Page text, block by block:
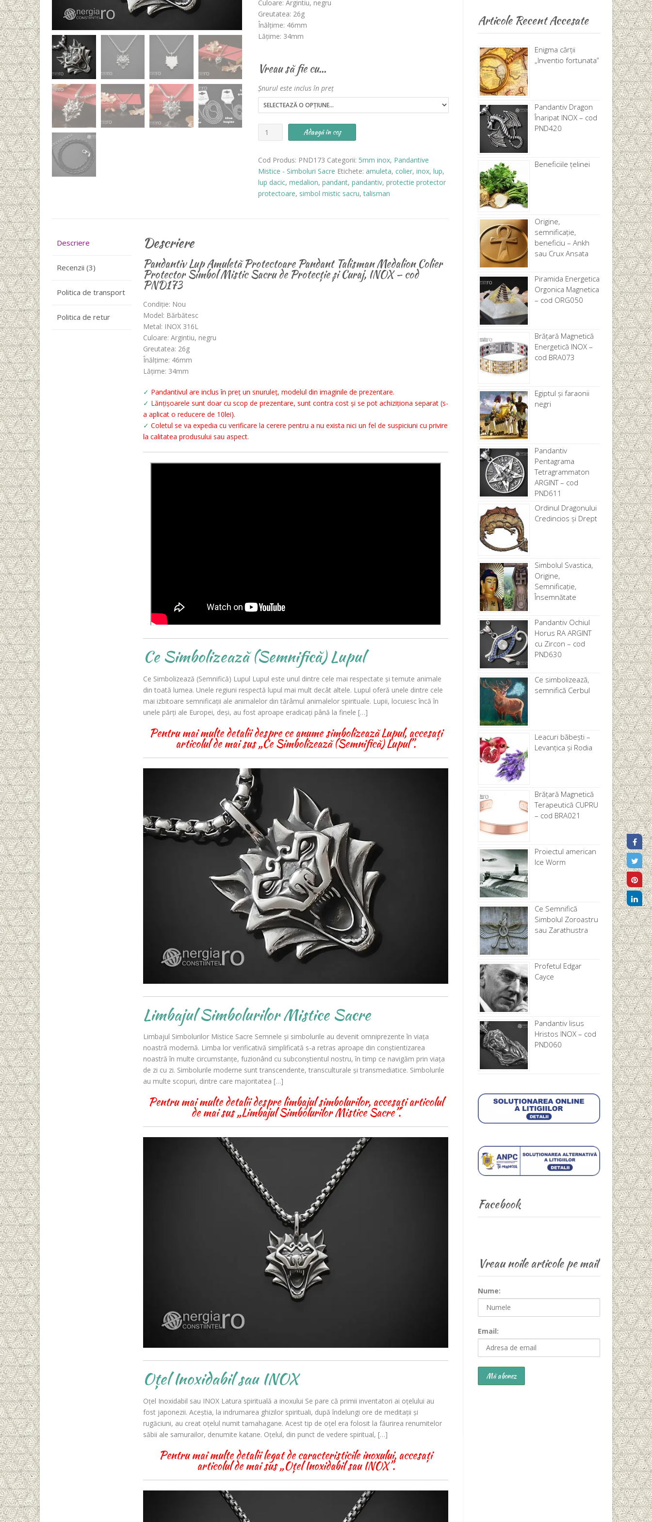
Culoare: Argintiu, negru
Greutatea: 26g
Înălțime: 46mm
Lățime: 34mm
Vreau să fie cu…
Șnurul este inclus în preț
Cantitate
Pandantiv
INOX
-
cod
PND173
Adaugă în coș
Cod Produs: PND173 Categorii: 5mm inox, Pandantive
Mistice - Simboluri Sacre Etichete:amuleta,colier,inox,lup,
lup dacic,medalion,pandant,pandantiv,protectie protector
protectoare, simbol mistic sacru,talisman
Descriere
Recenzii (3)
Politica de transport
Politica de retur
Descriere
Pandantiv Lup Amuletă Protectoare Pandant Talisman Medalion Colier
Protector Simbol Mistic Sacru de Protecție și Curaj, INOX – cod
PND173
Condiție: Nou
Model: Bărbătesc
Metal: INOX 316L
Culoare: Argintiu, negru
Greutatea: 26g
Înălțime: 46mm
Lățime: 34mm
✓ Pandantivul are inclus în preț un snuruleț, modelul din imaginile de prezentare.
✓ Lănțișoarele sunt doar cu scop de prezentare, sunt contra cost și se pot achiziționa separat (s-
a aplicat o reducere de 10lei).
✓ Coletul se va expedia cu verificare la cerere pentru a nu exista nici un fel de suspiciuni cu privire
la calitatea produsului sau aspect.
Ce Simbolizează (Semnifică) Lupul
Ce Simbolizează (Semnifică) Lupul Lupul este unul dintre cele mai respectate și temute animale
din toată lumea. Unele regiuni respectă lupul mai mult decât altele. Lupul oferă unele dintre cele
mai izbitoare semnificații ale animalelor din tărâmul animalelor spirituale. Lupii, locuiesc încă în
unele părți ale Europei, deși, au fost aproape eradicați până la finele […]
Pentru mai multe detalii despre ce anume simbolizează Lupul, accesați
articolul de mai sus „Ce Simbolizează (Semnifică) Lupul”.
Limbajul Simbolurilor Mistice Sacre
Limbajul Simbolurilor Mistice Sacre Semnele și simbolurile au devenit omniprezente în viața
noastră modernă. Limba lor verificativă simplificată s-a retras aproape din conștientizarea
noastră în multe circumstanțe, fuzionând cu subconștientul nostru, în timp ce navigăm prin viața
de zi cu zi. Simbolurile moderne sunt transcendente, transculturale și transmediatice. Simbolurile
au multe scopuri, dintre care majoritatea […]
Pentru mai multe detalii despre limbajul simbolurilor, accesați articolul
de mai sus „Limbajul Simbolurilor Mistice Sacre”.
Oțel Inoxidabil sau INOX
Oțel Inoxidabil sau INOX Latura spirituală a inoxului Se pare că primii inventatori ai oțelului au
fost japonezii. Aceștia, la indrumarea ghizilor spirituali, după îndelungi ore de meditații și
rugăciuni, au creat oțelul numit tamahagane. Acest tip de oțel era folosit la făurirea renumitelor
săbii ale samurailor, denumite katane. Oțelul, din punct de vedere spiritual, […]
Pentru mai multe detalii legat de caracteristicile inoxului, accesați
articolul de mai sus „Oțel Inoxidabil sau INOX”.
Articole Recent Accesate
Enigma cărţii
„Inventio fortunata”
Pandantiv Dragon
Înaripat INOX – cod
PND420
Beneficiile țelinei
Origine,
semnificație,
beneficiu – Ankh
sau Crux Ansata
Piramida Energetica
Orgonica Magnetica
– cod ORG050
Brăţară Magnetică
Energetică INOX –
cod BRA073
Egiptul și faraonii
negri
Pandantiv
Pentagrama
Tetragrammaton
ARGINT – cod
PND611
Ordinul Dragonului
Credincios și Drept
Simbolul Svastica,
Origine,
Semnificație,
Însemnătate
Pandantiv Ochiul
Horus RA ARGINT
cu Zircon – cod
PND630
Ce simbolizează,
semnifică Cerbul
Leacuri băbești –
Levanţica și Rodia
Brăţară Magnetică
Terapeutică CUPRU
– cod BRA021
Proiectul american
Ice Worm
Ce Semnifică
Simbolul Zoroastru
sau Zarathustra
Profetul Edgar
Cayce
Pandantiv Iisus
Hristos INOX – cod
PND060
Facebook
Vreau noile articole pe mail
Nume:
Email: